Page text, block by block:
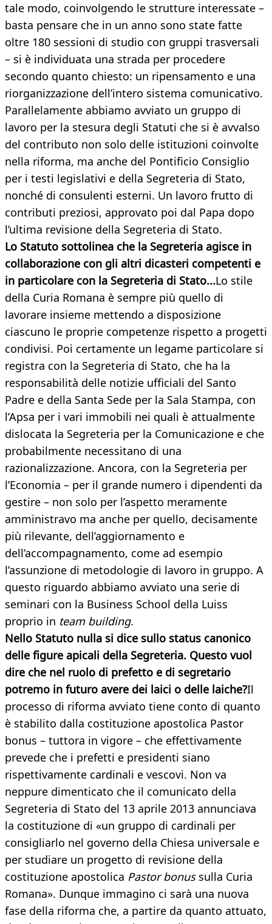
tale modo, coinvolgendo le strutture interessate –
basta pensare che in un anno sono state fatte
oltre 180 sessioni di studio con gruppi trasversali
– si è individuata una strada per procedere
secondo quanto chiesto: un ripensamento e una
riorganizzazione dell’intero sistema comunicativo.
Parallelamente abbiamo avviato un gruppo di
lavoro per la stesura degli Statuti che si è avvalso
del contributo non solo delle istituzioni coinvolte
nella riforma, ma anche del Pontificio Consiglio
per i testi legislativi e della Segreteria di Stato,
nonché di consulenti esterni. Un lavoro frutto di
contributi preziosi, approvato poi dal Papa dopo
l’ultima revisione della Segreteria di Stato.
Lo Statuto sottolinea che la Segreteria agisce in
collaborazione con gli altri dicasteri competenti e
in particolare con la Segreteria di Stato...Lo stile
della Curia Romana è sempre più quello di
lavorare insieme mettendo a disposizione
ciascuno le proprie competenze rispetto a progetti
condivisi. Poi certamente un legame particolare si
registra con la Segreteria di Stato, che ha la
responsabilità delle notizie ufficiali del Santo
Padre e della Santa Sede per la Sala Stampa, con
l’Apsa per i vari immobili nei quali è attualmente
dislocata la Segreteria per la Comunicazione e che
probabilmente necessitano di una
razionalizzazione. Ancora, con la Segreteria per
l’Economia – per il grande numero i dipendenti da
gestire – non solo per l’aspetto meramente
amministravo ma anche per quello, decisamente
più rilevante, dell’aggiornamento e
dell’accompagnamento, come ad esempio
l’assunzione di metodologie di lavoro in gruppo. A
questo riguardo abbiamo avviato una serie di
seminari con la Business School della Luiss
proprio in team building.
Nello Statuto nulla si dice sullo status canonico
delle figure apicali della Segreteria. Questo vuol
dire che nel ruolo di prefetto e di segretario
potremo in futuro avere dei laici o delle laiche?Il
processo di riforma avviato tiene conto di quanto
è stabilito dalla costituzione apostolica Pastor
bonus – tuttora in vigore – che effettivamente
prevede che i prefetti e presidenti siano
rispettivamente cardinali e vescovi. Non va
neppure dimenticato che il comunicato della
Segreteria di Stato del 13 aprile 2013 annunciava
la costituzione di «un gruppo di cardinali per
consigliarlo nel governo della Chiesa universale e
per studiare un progetto di revisione della
costituzione apostolica Pastor bonussulla Curia
Romana». Dunque immagino ci sarà una nuova
fase della riforma che, a partire da quanto attuato,